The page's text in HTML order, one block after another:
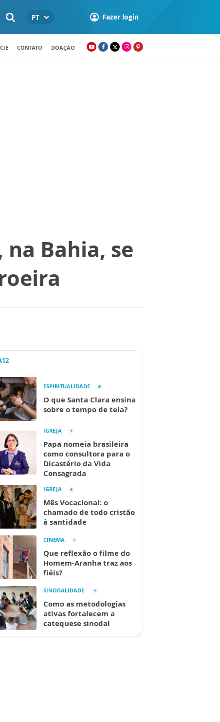
PT Fazer login
CONTATO DOAÇÃO
Bahia, se
ESPIRITUALIDADE
O que Santa Clara ensina
sobre o tempo de tela?
IGREJA
Papa nomeia brasileira
como consultora para o
Dicastério da Vida
Consagrada
IGREJA
Mês Vocacional: o
chamado de todo cristão
à santidade
CINEMA
Que reflexão o filme do
Homem-Aranha traz aos
fiéis?
SINODALIDADE
Como as metodologias
ativas fortalecem a
catequese sinodal